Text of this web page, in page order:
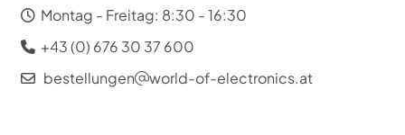
Montag - Freitag: 8:30 - 16:30
+43 (0) 676 30 37 600
bestellungen
world-of-electronics.at